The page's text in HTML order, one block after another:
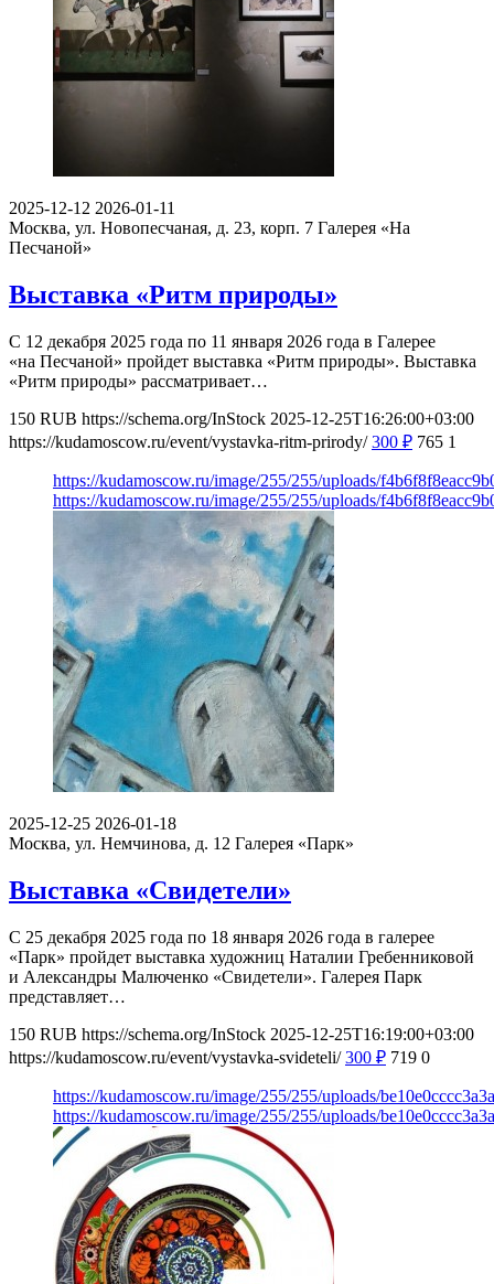
2025-12-12 2026-01-11
Москва, ул. Новопесчаная, д. 23, корп. 7 Галерея «На
Песчаной»
Выставка «Ритм природы»
С 12 декабря 2025 года по 11 января 2026 года в Галерее
«на Песчаной» пройдет выставка «Ритм природы». Выставка
«Ритм природы» рассматривает…
150 RUB https://schema.org/InStock 2025-12-25T16:26:00+03:00
https://kudamoscow.ru/event/vystavka-ritm-prirody/ 300 ₽ 765 1
https://kudamoscow.ru/image/255/255/uploads/
https://kudamoscow.ru/image/255/255/uploads/
2025-12-25 2026-01-18
Москва, ул. Немчинова, д. 12 Галерея «Парк»
Выставка «Свидетели»
С 25 декабря 2025 года по 18 января 2026 года в галерее
«Парк» пройдет выставка художниц Наталии Гребенниковой
и Александры Малюченко «Свидетели». Галерея Парк
представляет…
150 RUB https://schema.org/InStock 2025-12-25T16:19:00+03:00
https://kudamoscow.ru/event/vystavka-svideteli/ 300 ₽ 719 0
https://kudamoscow.ru/image/255/255/uploads/
https://kudamoscow.ru/image/255/255/uploads/